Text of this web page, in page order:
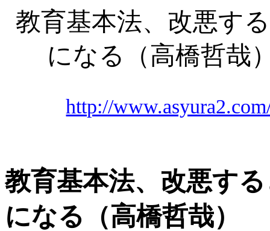
教育基本法、改悪す
になる（高橋哲
http://
教育基本法、改悪す
になる（高橋哲哉）